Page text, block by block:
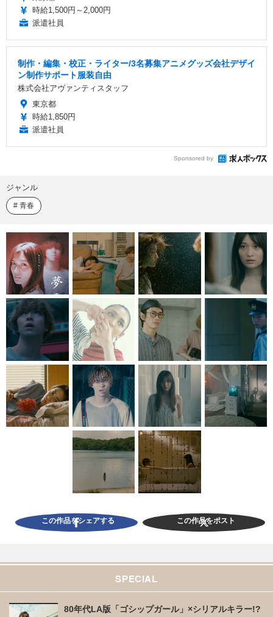
時給1,500円～2,000円
派遣社員
制作・編集・校正・ライター/3名募集アニメグッズ会社デザイ
ン制作サポート服装自由
株式会社アヴァンティスタッフ
東京都
時給1,850円
派遣社員
Sponsored by
ジャンル
青春
この作品をシェアする この作品をポスト
SPECIAL
80年代LA版「ゴシップガール」×シリアルキラー!?